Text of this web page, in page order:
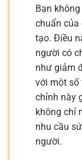
Bạn
chuẩn của
tạo. Điều
người có
như giảm
với một số
chỉnh này
không chỉ
nhu cầu
người.